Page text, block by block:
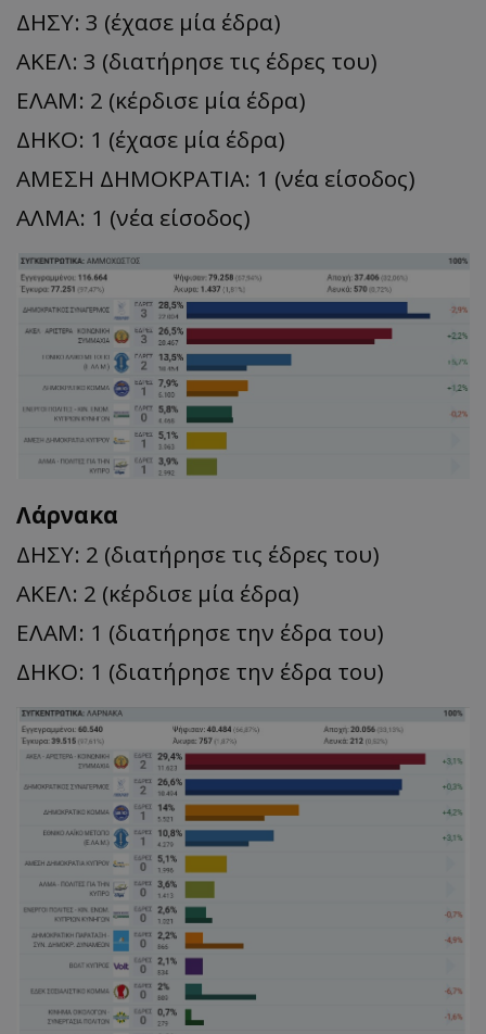
ΔΗΣΥ: 3 (έχασε μία έδρα)
ΑΚΕΛ: 3 (διατήρησε τις έδρες του)
ΕΛΑΜ: 2 (κέρδισε μία έδρα)
ΔΗΚΟ: 1 (έχασε μία έδρα)
ΑΜΕΣΗ ΔΗΜΟΚΡΑΤΙΑ: 1 (νέα είσοδος)
ΑΛΜΑ: 1 (νέα είσοδος)
Λάρνακα
ΔΗΣΥ: 2 (διατήρησε τις έδρες του)
ΑΚΕΛ: 2 (κέρδισε μία έδρα)
ΕΛΑΜ: 1 (διατήρησε την έδρα του)
ΔΗΚΟ: 1 (διατήρησε την έδρα του)